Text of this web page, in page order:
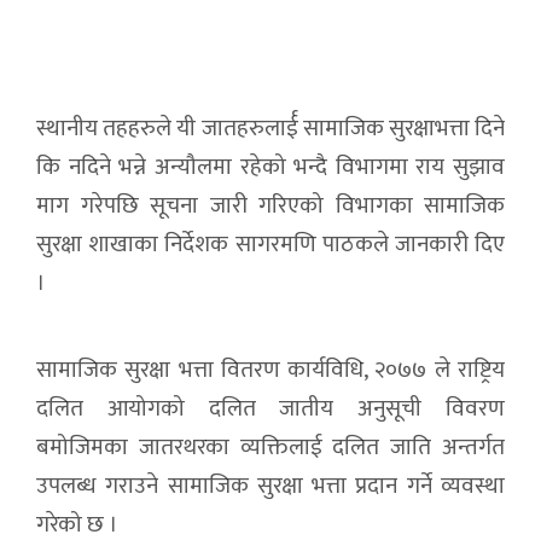
स्थानीय तहहरुले यी जातहरुलार्ई सामाजिक सुरक्षाभत्ता दिने
कि नदिने भन्ने अन्यौलमा रहेको भन्दै विभागमा राय सुझाव
माग गरेपछि सूचना जारी गरिएको विभागका सामाजिक
सुरक्षा शाखाका निर्देशक सागरमणि पाठकले जानकारी दिए
।
सामाजिक सुरक्षा भत्ता वितरण कार्यविधि, २०७७ ले राष्ट्रिय
दलित आयोगको दलित जातीय अनुसूची विवरण
बमोजिमका जातरथरका व्यक्तिलाई दलित जाति अन्तर्गत
उपलब्ध गराउने सामाजिक सुरक्षा भत्ता प्रदान गर्ने व्यवस्था
गरेको छ ।